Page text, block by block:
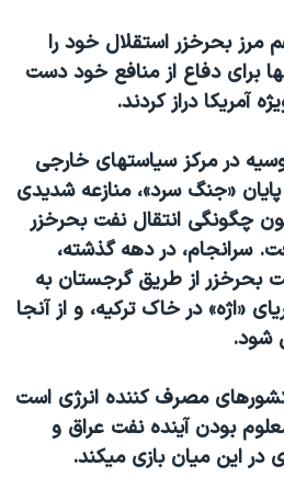
مرز بحرخزر استقلال خود را
برای دفاع از منافع خود دست
دراز کردند.
در مرکز سياستهای خارجی
«جنگ سرد»، منازعه شديدی
چگونگی انتقال نفت بحرخزر
سرانجام، در دهه گذشته،
از طريق گرجستان به
«اژه» در خاک ترکيه، و از آنجا
شود.
مصرف کننده انرژی است
بودن آينده نفت عراق و
در اين ميان بازی ميکند.